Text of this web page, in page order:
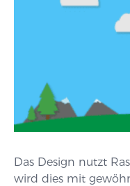
Das Design nutzt
wird dies mit